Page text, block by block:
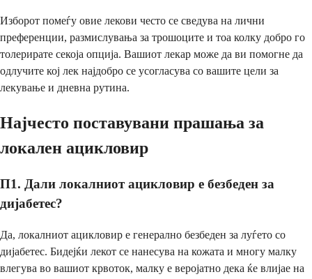
Изборот помеѓу овие лекови често се сведува на лични
преференции, размислувања за трошоците и тоа колку добро го
толерирате секоја опција. Вашиот лекар може да ви помогне да
одлучите кој лек најдобро се усогласува со вашите цели за
лекување и дневна рутина.
Најчесто поставувани прашања за
локален ацикловир
П1. Дали локалниот ацикловир е безбеден за
дијабетес?
Да, локалниот ацикловир е генерално безбеден за луѓето со
дијабетес. Бидејќи лекот се нанесува на кожата и многу малку
влегува во вашиот крвоток, малку е веројатно дека ќе влијае на